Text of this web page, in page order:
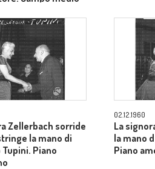
Zellerbach sorride
la mano di
Piano
02.12.1960
La
la mano
Piano